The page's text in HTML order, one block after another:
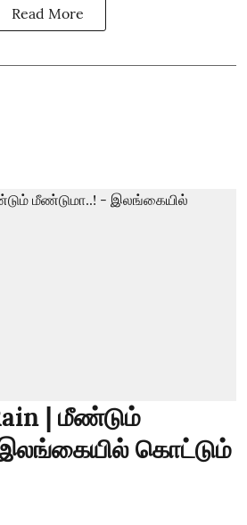
Read More
| மீண்டும்
கொட்டும்